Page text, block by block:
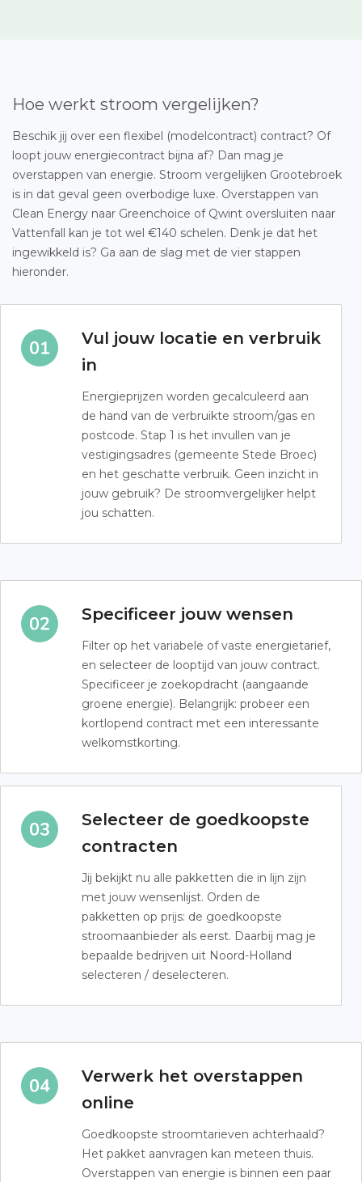
Hoe werkt stroom vergelijken?
Beschik jij over een flexibel (modelcontract) contract? Of
loopt jouw energiecontract bijna af? Dan mag je
overstappen van energie. Stroom vergelijken Grootebroek
is in dat geval geen overbodige luxe. Overstappen van
Clean Energy naar Greenchoice of Qwint oversluiten naar
Vattenfall kan je tot wel €140 schelen. Denk je dat het
ingewikkeld is? Ga aan de slag met de vier stappen
hieronder.
Vul jouw locatie en verbruik
in
Energieprijzen worden gecalculeerd aan
de hand van de verbruikte stroom/gas en
postcode. Stap 1 is het invullen van je
vestigingsadres (gemeente Stede Broec)
en het geschatte verbruik. Geen inzicht in
jouw gebruik? De stroomvergelijker helpt
jou schatten.
Specificeer jouw wensen
Filter op het variabele of vaste energietarief,
en selecteer de looptijd van jouw contract.
Specificeer je zoekopdracht (aangaande
groene energie). Belangrijk: probeer een
kortlopend contract met een interessante
welkomstkorting.
Selecteer de goedkoopste
contracten
Jij bekijkt nu alle pakketten die in lijn zijn
met jouw wensenlijst. Orden de
pakketten op prijs: de goedkoopste
stroomaanbieder als eerst. Daarbij mag je
bepaalde bedrijven uit Noord-Holland
selecteren / deselecteren.
Verwerk het overstappen
online
Goedkoopste stroomtarieven achterhaald?
Het pakket aanvragen kan meteen thuis.
Overstappen van energie is binnen een paar